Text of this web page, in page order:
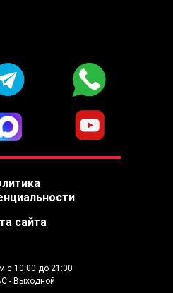
с 10:00 до 21:00
- Выходной
сайта